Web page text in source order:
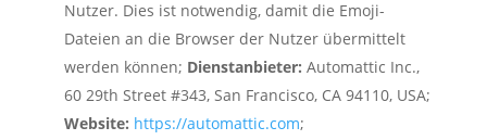
Nutzer. Dies ist notwendig, damit die Emoji-
Dateien an die Browser der Nutzer übermittelt
werden können; Dienstanbieter: Automattic Inc.,
60 29th Street #343, San Francisco, CA 94110, USA;
Website: https://automattic.com;